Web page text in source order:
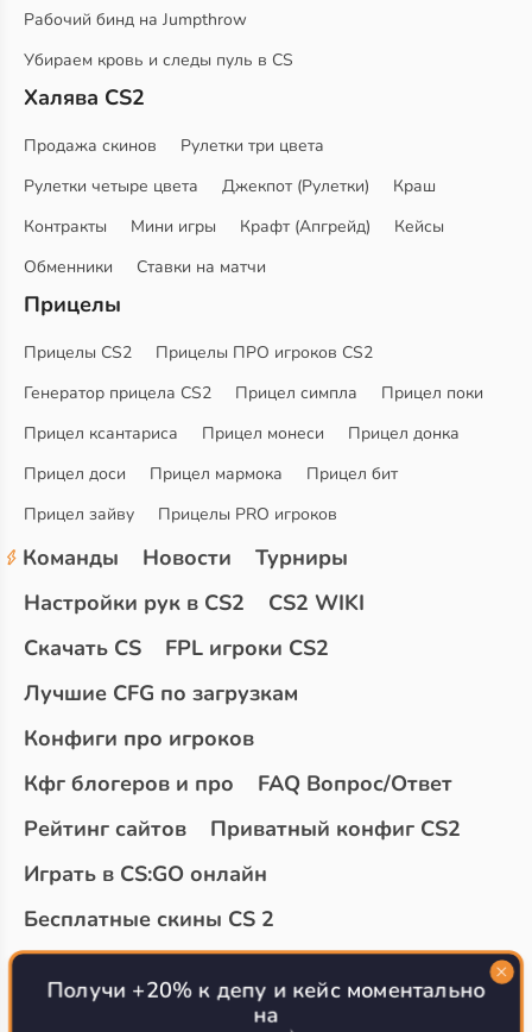
Рабочий бинд на Jumpthrow
Убираем кровь и следы пуль в CS
Халява CS2
Продажа скинов
Рулетки три цвета
Рулетки четыре цвета
Джекпот (Рулетки)
Краш
Контракты
Мини игры Крафт (Апгрейд)
Кейсы
Обменники
Ставки на матчи
Прицелы
Прицелы CS2
Прицелы ПРО игроков CS2
Генератор прицела CS2
Прицел симпла
Прицел поки
Прицел ксантариса
Прицел монеси
Прицел донка
Прицел доси
Прицел мармока
Прицел бит
Прицел зайву
Прицелы PRO игроков
Команды Новости
Турниры
Настройки рук в CS2
CS2 WIKI
Скачать CS
FPL игроки CS2
Лучшие CFG по загрузкам
Конфиги про игроков
Кфг блогеров и про
FAQ Вопрос/Ответ
Рейтинг сайтов
Приватный конфиг CS2
Играть в CS:GO онлайн
Бесплатные скины CS 2
Топ сайтов с халявой КС 2
О проекте
Получи +20% к депу и кейс моментально
на